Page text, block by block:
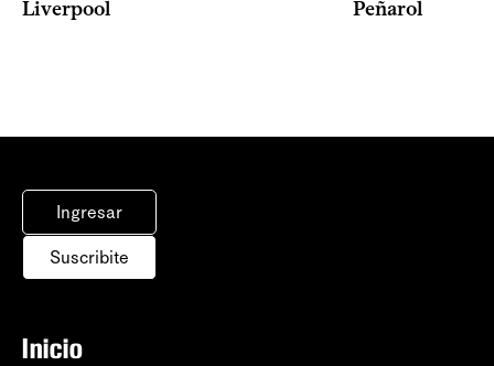
Liverpool
Peñarol
Ingresar
Suscribite
Inicio